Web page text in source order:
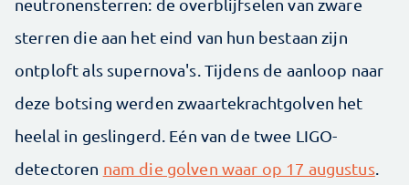
neutronensterren: de overblijfselen van zware
sterren die aan het eind van hun bestaan zijn
ontploft als supernova's. Tijdens de aanloop naar
deze botsing werden zwaartekrachtgolven het
heelal in geslingerd. Eén van de twee LIGO-
detectoren nam die golven waar op 17 augustus.